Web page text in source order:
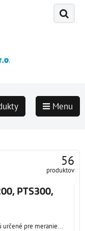
Menu
56
produktov
PTS300,
určené pre meranie...